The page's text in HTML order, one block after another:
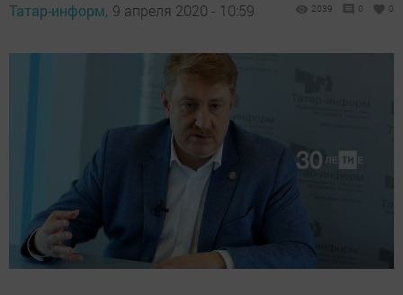
Татар-информ, 9 апреля 2020 - 10:59 2039 0 0